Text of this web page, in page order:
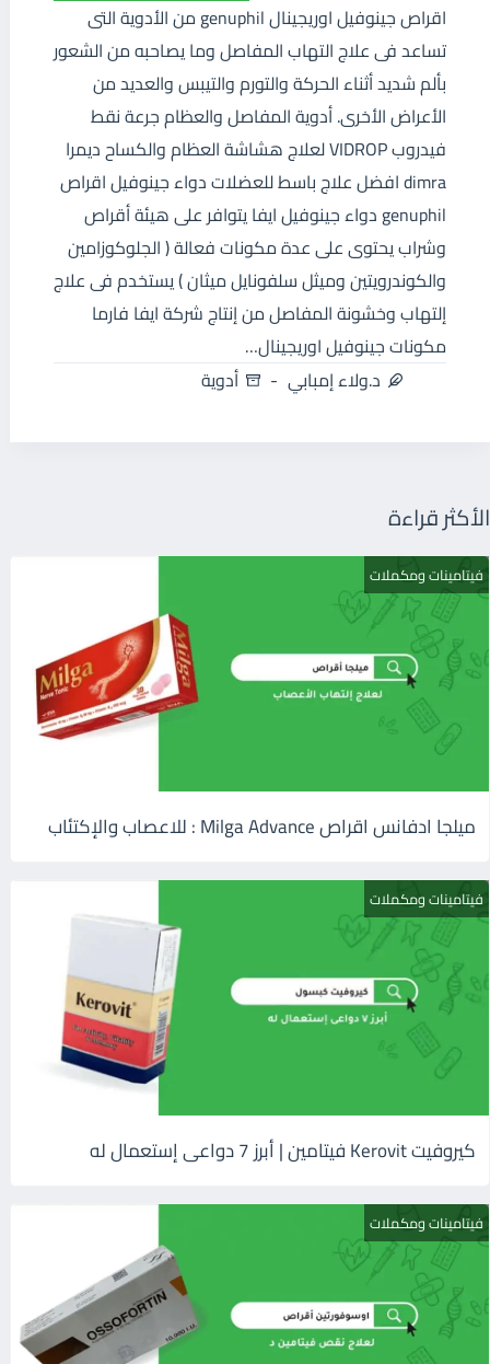
اقراص جينوفيل اوريجينال genuphil من الأدوية التى
تساعد فى علاج التهاب المفاصل وما يصاحبه من الشعور
بألم شديد أثناء الحركة والتورم والتيبس والعديد من
الأعراض الأخرى. أدوية المفاصل والعظام جرعة نقط
فيدروب VIDROP لعلاج هشاشة العظام والكساح ديمرا
dimra افضل علاج باسط للعضلات دواء جينوفيل اقراص
genuphil دواء جينوفيل ايفا يتوافر على هيئة أقراص
وشراب يحتوى على عدة مكونات فعالة ( الجلوكوزامين
والكوندرويتين وميثل سلفونايل ميثان ) يستخدم فى علاج
إلتهاب وخشونة المفاصل من إنتاج شركة ايفا فارما
مكونات جينوفيل اوريجينال…
د.ولاء إمبابي
أدوية
الأكثر قراءة
فيتامينات ومكملات
ميلجا ادفانس اقراص Milga Advance : للاعصاب والإكتئاب
فيتامينات ومكملات
كيروفيت Kerovit فيتامين | أبرز 7 دواعى إستعمال له
فيتامينات ومكملات